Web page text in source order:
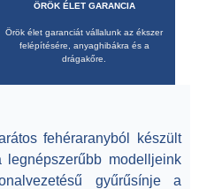
ÖRÖK ÉLET GARANCIA
Örök élet garanciát vállalunk az ékszer
felépítésére, anyaghibákra és a
drágakőre.
fehéraranyból készült
legnépszerűbb modelljeink
gyűrűsínje a